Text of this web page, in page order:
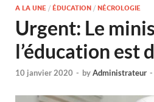
A LA UNE / ÉDUCATION / NÉCROLOGIE
Urgent: Le
l’éducation est
10 janvier 2020 - byAdministrateur -